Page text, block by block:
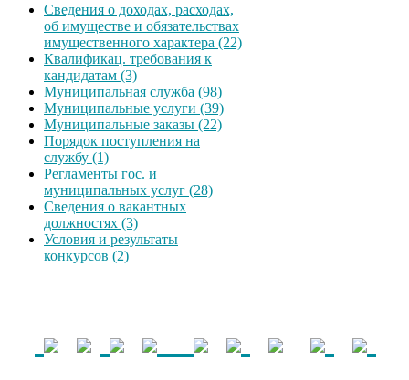
Сведения о доходах, расходах,
об имуществе и обязательствах
имущественного характера (22)
Квалификац. требования к
кандидатам (3)
Муниципальная служба (98)
Муниципальные услуги (39)
Муниципальные заказы (22)
Порядок поступления на
службу (1)
Регламенты гос. и
муниципальных услуг (28)
Сведения о вакантных
должностях (3)
Условия и результаты
конкурсов (2)